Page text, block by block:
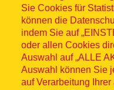
Sie Cookies für
können die
indem Sie auf
oder allen Cookies
Auswahl auf „ALLE
Auswahl können Sie
auf Verarbeitung
Sitemap
© ASB 2026